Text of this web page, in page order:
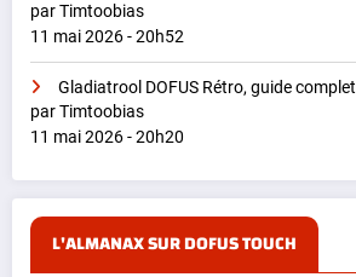
par Timtoobias
11 mai 2026 - 20h52
Gladiatrool DOFUS Rétro, guide complet
par Timtoobias
11 mai 2026 - 20h20
L'ALMANAX SUR DOFUS TOUCH